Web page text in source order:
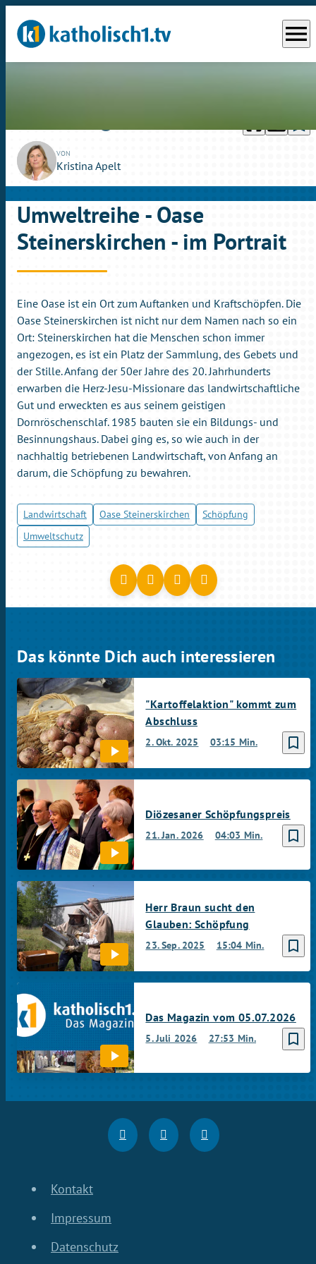
menu
VON
Kristina Apelt
Umweltreihe - Oase
Steinerskirchen - im Portrait
Eine Oase ist ein Ort zum Auftanken und Kraftschöpfen. Die
Oase Steinerskirchen ist nicht nur dem Namen nach so ein
Ort: Steinerskirchen hat die Menschen schon immer
angezogen, es ist ein Platz der Sammlung, des Gebets und
der Stille. Anfang der 50er Jahre des 20. Jahrhunderts
erwarben die Herz-Jesu-Missionare das landwirtschaftliche
Gut und erweckten es aus seinem geistigen
Dornröschenschlaf. 1985 bauten sie ein Bildungs- und
Besinnungshaus. Dabei ging es, so wie auch in der
nachhaltig betriebenen Landwirtschaft, von Anfang an
darum, die Schöpfung zu bewahren.
Landwirtschaft Oase Steinerskirchen
Schöpfung
Umweltschutz
Das könnte Dich auch interessieren
bookmark_border
2. Okt. 2025 03:15 Min.
"Kartoffelaktion" kommt zum
Abschluss
bookmark_border
21. Jan. 2026 04:03 Min.
Diözesaner Schöpfungspreis
bookmark_border
23. Sep. 2025 15:04 Min.
Herr Braun sucht den
Glauben: Schöpfung
bookmark_border
5. Juli 2026 27:53 Min.
Das Magazin vom 05.07.2026
Kontakt
Impressum
Datenschutz